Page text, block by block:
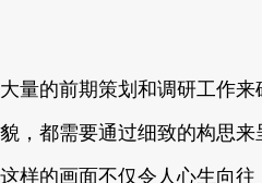
量的前期策划和调研工作
，都需要通过细致的构思
样的画面不仅令人心生向